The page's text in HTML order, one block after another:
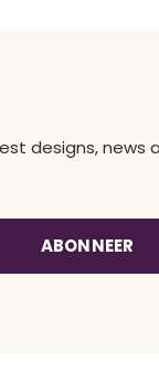
designs, news
ABONNEER